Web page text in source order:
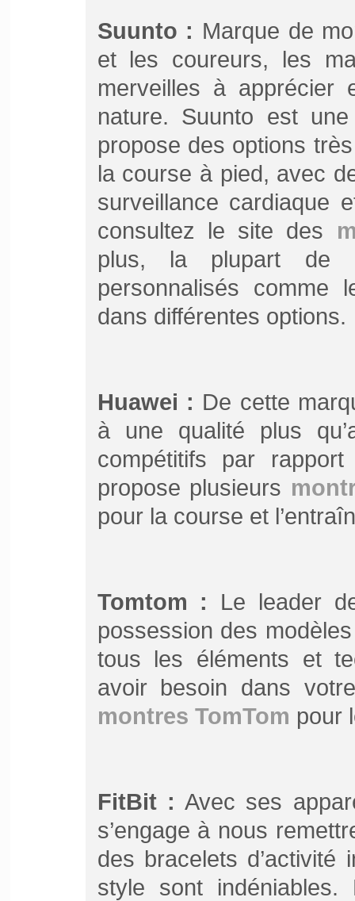
Suunto : Marque de
et les coureurs, les
merveilles à apprécier
nature. Suunto est
propose des options
la course à pied, avec
surveillance cardiaque
consultez le site des
plus, la plupart de
personnalisés comme
dans différentes options.
Huawei : De cette
à une qualité plus
compétitifs par rapport
propose plusieurs
pour la course et
Tomtom :
Le leader
possession des
tous les éléments et
avoir besoin dans
montres TomTom pour
FitBit : Avec ses
s’engage à nous
des bracelets
style sont